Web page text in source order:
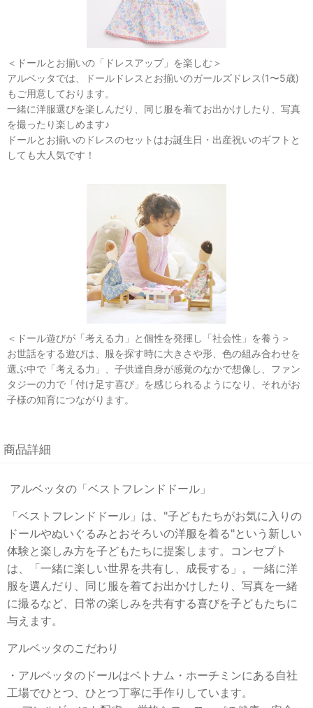
＜ドールとお揃いの「ドレスアップ」を楽しむ＞
アルベッタでは、ドールドレスとお揃いのガールズドレス(1〜5歳)
もご用意しております。
一緒に洋服選びを楽しんだり、同じ服を着てお出かけしたり、写真
を撮ったり楽しめます♪
ドールとお揃いのドレスのセットはお誕生日・出産祝いのギフトと
しても大人気です！
＜ドール遊びが「考える力」と個性を発揮し「社会性」を養う＞
お世話をする遊びは、服を探す時に大きさや形、色の組み合わせを
選ぶ中で「考える力」、子供達自身が感覚のなかで想像し、ファン
タジーの力で「付け足す喜び」を感じられるようになり、それがお
子様の知育につながります。
商品詳細
アルベッタの「ベストフレンドドール」
「ベストフレンドドール」は、"子どもたちがお気に入りの
ドールやぬいぐるみとおそろいの洋服を着る"という新しい
体験と楽しみ方を子どもたちに提案します。コンセプト
は、「一緒に楽しい世界を共有し、成長する」。一緒に洋
服を選んだり、同じ服を着てお出かけしたり、写真を一緒
に撮るなど、日常の楽しみを共有する喜びを子どもたちに
与えます。
アルベッタのこだわり
・アルベッタのドールはベトナム・ホーチミンにある自社
工場でひとつ、ひとつ丁寧に手作りしています。